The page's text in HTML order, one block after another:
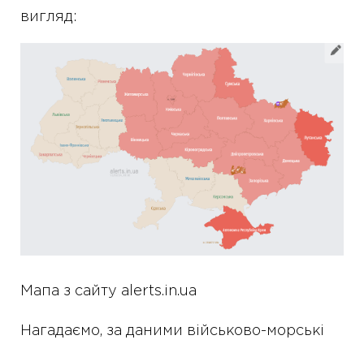
вигляд:
Мапа з сайту alerts.in.ua
Нагадаємо, за даними військово-морські